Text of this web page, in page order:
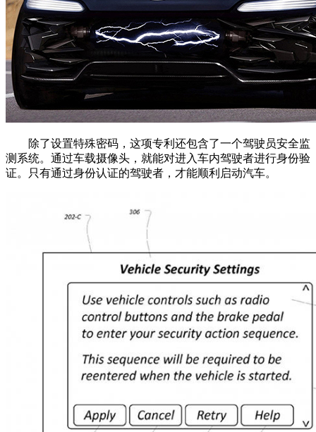
除了设置特殊密码，这项专利还包含了一个驾驶员安全监
测系统。通过车载摄像头，就能对进入车内驾驶者进行身份验
证。只有通过身份认证的驾驶者，才能顺利启动汽车。